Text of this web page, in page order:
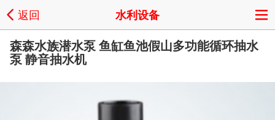
返回 水利设备
森森水族潜水泵 鱼缸鱼池假山多功能循环抽水
泵 静音抽水机